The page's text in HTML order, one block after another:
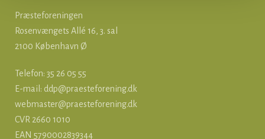
Præsteforeningen
Rosenvængets Allé 16, 3. sal
2100 København Ø
Telefon: 35 26 05 55
E-mail: ddp@praesteforening.dk
webmaster@praesteforening.dk
CVR 2660 1010
EAN 5790002839344